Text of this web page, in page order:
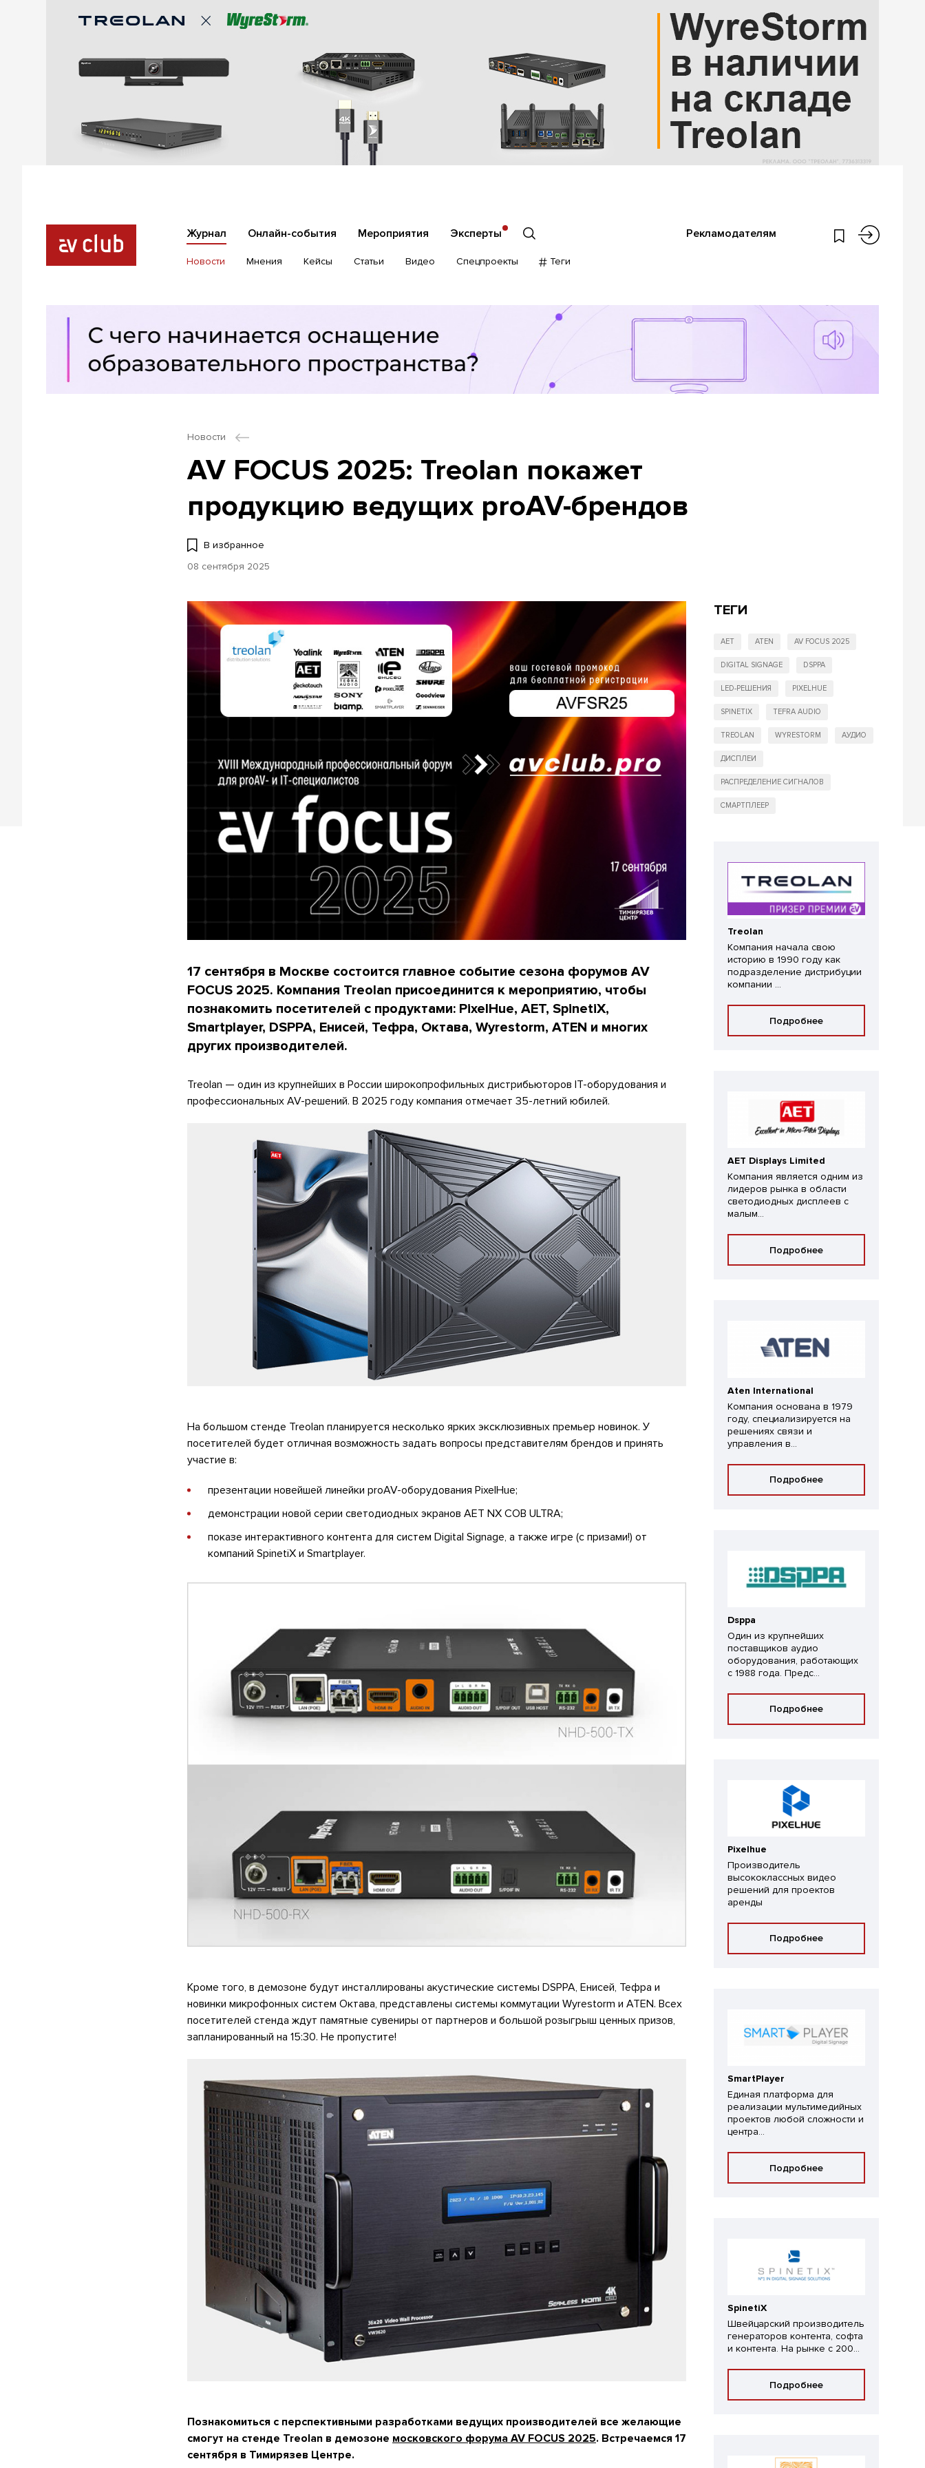
Журнал Онлайн-события Мероприятия Эксперты Рекламодателям
Новости Мнения Кейсы Статьи Видео Спецпроекты Теги
Новости
AV FOCUS 2025: Treolan покажет
продукцию ведущих proAV-брендов
В избранное
08 сентября 2025
17 сентября в Москве состоится главное событие сезона форумов AV
FOCUS 2025. Компания Treolan присоединится к мероприятию, чтобы
познакомить посетителей с продуктами: PixelHue, AET, SpinetiX,
Smartplayer, DSPPA, Енисей, Тефра, Октава, Wyrestorm, ATEN и многих
других производителей.
Treolan — один из крупнейших в России широкопрофильных дистрибьюторов IT-оборудования и
профессиональных AV-решений. В 2025 году компания отмечает 35-летний юбилей.
На большом стенде Treolan планируется несколько ярких эксклюзивных премьер новинок. У
посетителей будет отличная возможность задать вопросы представителям брендов и принять
участие в:
презентации новейшей линейки proAV-оборудования PixelHue;
демонстрации новой серии светодиодных экранов AET NX COB ULTRA;
показе интерактивного контента для систем Digital Signage, а также игре (с призами!) от
компаний SpinetiX и Smartplayer.
Кроме того, в демозоне будут инсталлированы акустические системы DSPPA, Енисей, Тефра и
новинки микрофонных систем Октава, представлены системы коммутации Wyrestorm и ATEN. Всех
посетителей стенда ждут памятные сувениры от партнеров и большой розыгрыш ценных призов,
запланированный на 15:30. Не пропустите!
Познакомиться с перспективными разработками ведущих производителей все желающие
смогут на стенде Treolan в демозоне московского форума AV FOCUS 2025. Встречаемся 17
сентября в Тимирязев Центре.
ТЕГИ
AET ATEN AV FOCUS 2025
DIGITAL SIGNAGE DSPPA
LED-РЕШЕНИЯ PIXELHUE
SPINETIX TEFRA AUDIO
TREOLAN WYRESTORM АУДИО
ДИСПЛЕИ
РАСПРЕДЕЛЕНИЕ СИГНАЛОВ
СМАРТПЛЕЕР
Treolan
Компания начала свою
историю в 1990 году как
подразделение дистрибуции
компании ...
Подробнее
AET Displays Limited
Компания является одним из
лидеров рынка в области
светодиодных дисплеев с
малым...
Подробнее
Aten International
Компания основана в 1979
году, специализируется на
решениях связи и
управления в...
Подробнее
Dsppa
Один из крупнейших
поставщиков аудио
оборудования, работающих
с 1988 года. Предс...
Подробнее
Pixelhue
Производитель
высококлассных видео
решений для проектов
аренды
Подробнее
SmartPlayer
Единая платформа для
реализации мультимедийных
проектов любой сложности и
центра...
Подробнее
SpinetiX
Швейцарский производитель
генераторов контента, софта
и контента. На рынке с 200...
Подробнее